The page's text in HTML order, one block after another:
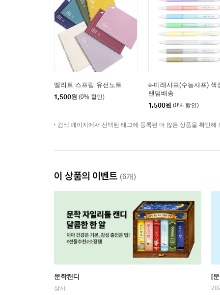
엘리트 스프링 유선노트
1,500원 (0% 할인)
e-미래샤프(수능샤프) 색
랜덤배송
1,500원 (0% 할인)
검색 페이지에서 선택된 태그에 등록된 더 많은 상품을 확인해
이 상품의 이벤트 (6개)
문학캔디
상시
[